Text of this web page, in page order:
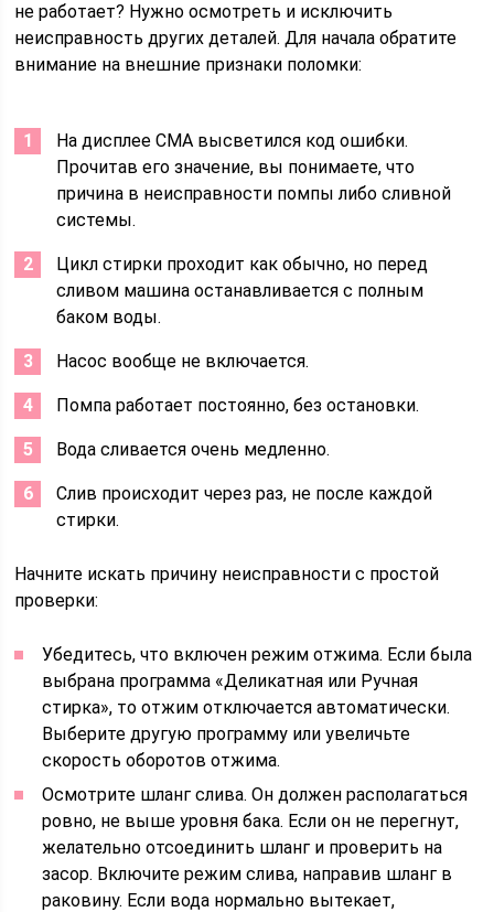
не работает? Нужно осмотреть и исключить
неисправность других деталей. Для начала обратите
внимание на внешние признаки поломки:
На дисплее СМА высветился код ошибки.
Прочитав его значение, вы понимаете, что
причина в неисправности помпы либо сливной
системы.
Цикл стирки проходит как обычно, но перед
сливом машина останавливается с полным
баком воды.
Насос вообще не включается.
Помпа работает постоянно, без остановки.
Вода сливается очень медленно.
Слив происходит через раз, не после каждой
стирки.
Начните искать причину неисправности с простой
проверки:
Убедитесь, что включен режим отжима. Если была
выбрана программа «Деликатная или Ручная
стирка», то отжим отключается автоматически.
Выберите другую программу или увеличьте
скорость оборотов отжима.
Осмотрите шланг слива. Он должен располагаться
ровно, не выше уровня бака. Если он не перегнут,
желательно отсоединить шланг и проверить на
засор. Включите режим слива, направив шланг в
раковину. Если вода нормально вытекает,